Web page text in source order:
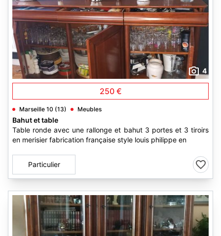
4
250 €
Marseille 10 (13) Meubles
Bahut et table
Table ronde avec une rallonge et bahut 3 portes et 3 tiroirs
en merisier fabrication française style louis philippe en
Particulier